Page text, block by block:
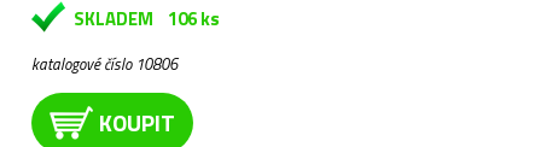
SKLADEM 106 ks
katalogové číslo 10806
KOUPIT